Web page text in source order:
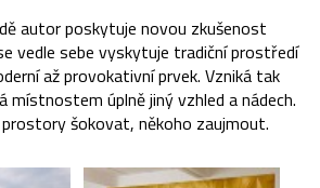
autor poskytuje novou zkušenost
vedle sebe vyskytuje tradiční prostředí
až provokativní prvek. Vzniká tak
úplně jiný vzhled a nádech.
šokovat, někoho zaujmout.